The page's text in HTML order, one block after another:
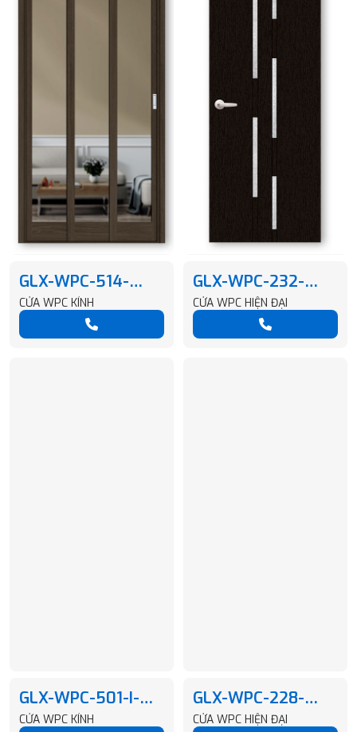
GLX-WPC-514-
G7302-T1
CỬA WPC KÍNH
GLX-WPC-232-
KD830-P2
CỬA WPC HIỆN ĐẠI
GLX-WPC-501-I-
GD303-Q5
CỬA WPC KÍNH
GLX-WPC-228-
DJ604-42
CỬA WPC HIỆN ĐẠI